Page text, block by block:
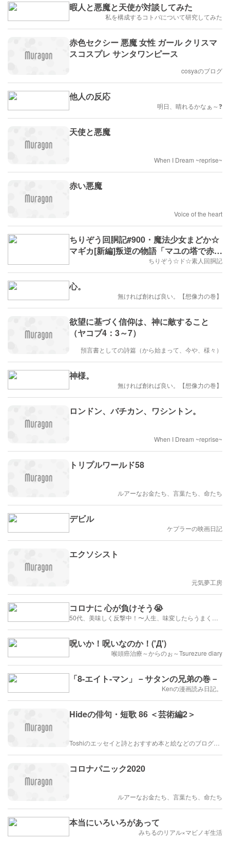
暇人と悪魔と天使が対談してみた
私を構成するコトバについて研究してみた
赤色セクシー 悪魔 女性 ガール クリスマ
スコスプレ サンタワンピース
cosyaのブログ
他人の反応
明日、晴れるかなぁ～❓️
天使と悪魔
When I Dream ~reprise~
赤い悪魔
Voice of the heart
ちりぞう回胴記#900・魔法少女まどか☆
マギカ[新編]叛逆の物語「マユの塔で赤カ
ットインは激熱・其の壱」ちりぞう☆ド☆素人回胴記
心。
無ければ創れば良い。【想像力の巻】
欲望に基づく信仰は、神に敵すること
（ヤコブ4：3～7）
預言書としての詩篇（から始まって、今や、様々）
神様。
無ければ創れば良い。【想像力の巻】
ロンドン、バチカン、ワシントン。
When I Dream ~reprise~
トリプルワールド58
ルアーなお金たち、言葉たち、命たち
デビル
ケプラーの映画日記
エクソシスト
元気夢工房
コロナに 心が負けそう😭
呪いか！呪いなのか！('Д')
喉頭癌治療～からのぉ～Tsurezure diary
「8-エイト-マン」－サタンの兄弟の巻－
Kenの漫画読み日記。
Hideの俳句・短歌 86 ＜芸術編2＞
コロナパニック2020
ルアーなお金たち、言葉たち、命たち
本当にいろいろがあって
みちるのリアル×マビノギ生活